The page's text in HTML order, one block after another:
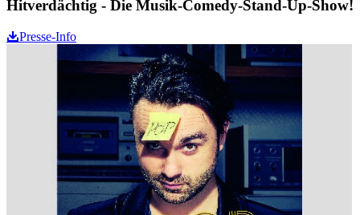
Hitverdächtig - Die Musik-Comedy-Stand-Up-Show!
Presse-Info